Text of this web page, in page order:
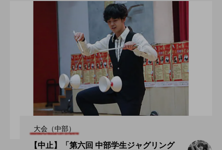
大会（中部）
【中止】「第六回 中部学生ジャグリング